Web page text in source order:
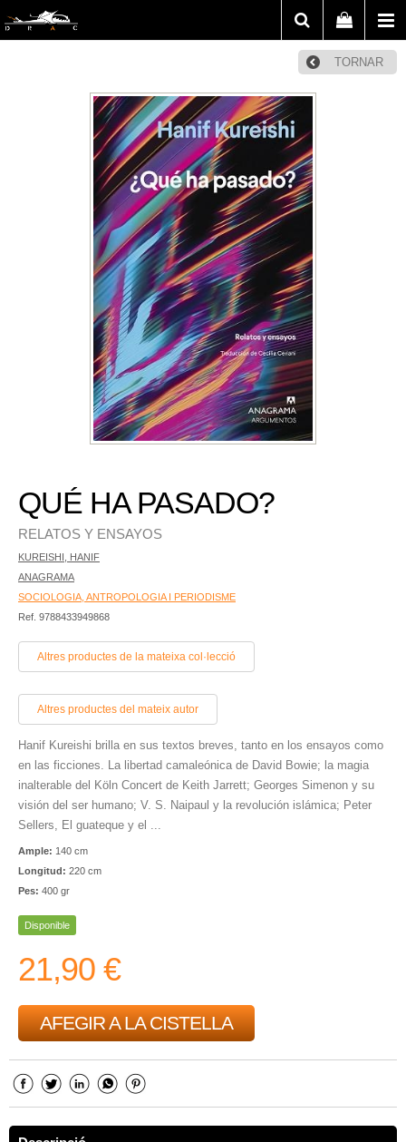
TORNAR
QUÉ HA PASADO?
RELATOS Y ENSAYOS
KUREISHI, HANIF
ANAGRAMA
SOCIOLOGIA, ANTROPOLOGIA I PERIODISME
Ref. 9788433949868
Altres productes de la mateixa col·lecció
Altres productes del mateix autor
Hanif Kureishi brilla en sus textos breves, tanto en los ensayos como
en las ficciones. La libertad camaleónica de David Bowie; la magia
inalterable del Köln Concert de Keith Jarrett; Georges Simenon y su
visión del ser humano; V. S. Naipaul y la revolución islámica; Peter
Sellers, El guateque y el ...
Ample: 140 cm
Longitud: 220 cm
Pes: 400 gr
Disponible
21,90 €
AFEGIR A LA CISTELLA